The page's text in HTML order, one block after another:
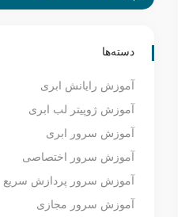
دسته‌ها
آموزش رایانش ابری
آموزش ژوپیتر لب ابری
آموزش سرور ابری
آموزش سرور اختصاصی
آموزش سرور پردازش سریع
آموزش سرور مجازی